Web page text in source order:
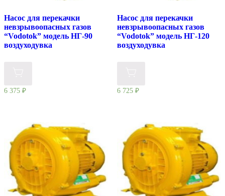
Насос для перекачки
невзрывоопасных газов
“Vodotok” модель НГ-90
воздуходувка
6 375 ₽
Насос для перекачки
невзрывоопасных газов
“Vodotok” модель НГ-120
воздуходувка
6 725 ₽